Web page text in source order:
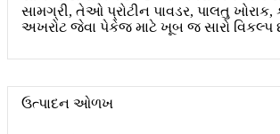
સામગ્રી, તેઓ પ્રોટીન પાવડર, પાલતુ
અખરોટ જેવા પેકેજ માટે ખૂબ જ સારો વિકલ્પ
ઉત્પાદન ઓળખ